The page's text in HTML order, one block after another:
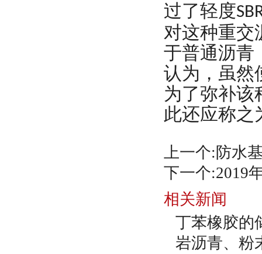
过了轻度
对这种重交
于普通沥青
认为，虽然
为了弥补该
此还应称之
上一个:防水
下一个:2019
相关新闻
丁苯橡胶的
岩沥青、粉